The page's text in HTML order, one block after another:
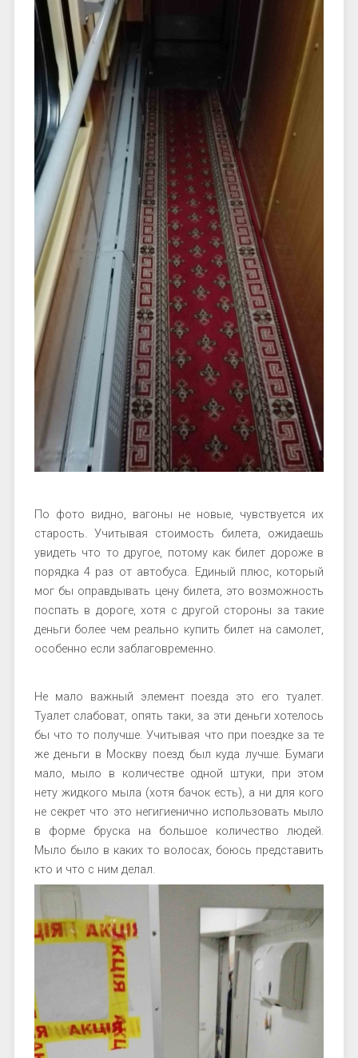
По фото видно, вагоны не новые, чувствуется их
старость. Учитывая стоимость билета, ожидаешь
увидеть что то другое, потому как билет дороже в
порядка 4 раз от автобуса. Единый плюс, который
мог бы оправдывать цену билета, это возможность
поспать в дороге, хотя с другой стороны за такие
деньги более чем реально купить билет на самолет,
особенно если заблаговременно.
Не мало важный элемент поезда это его туалет.
Туалет слабоват, опять таки, за эти деньги хотелось
бы что то получше. Учитывая что при поездке за те
же деньги в Москву поезд был куда лучше. Бумаги
мало, мыло в количестве одной штуки, при этом
нету жидкого мыла (хотя бачок есть), а ни для кого
не секрет что это негигиенично использовать мыло
в форме бруска на большое количество людей.
Мыло было в каких то волосах, боюсь представить
кто и что с ним делал.